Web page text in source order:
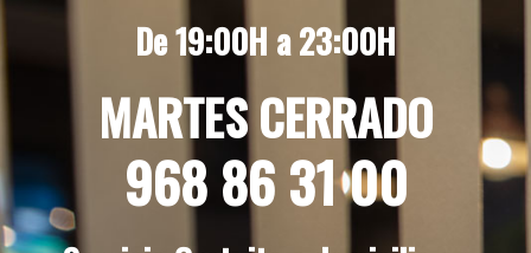
De 19:00H a 23:00H
MARTES CERRADO
968 86 31 00